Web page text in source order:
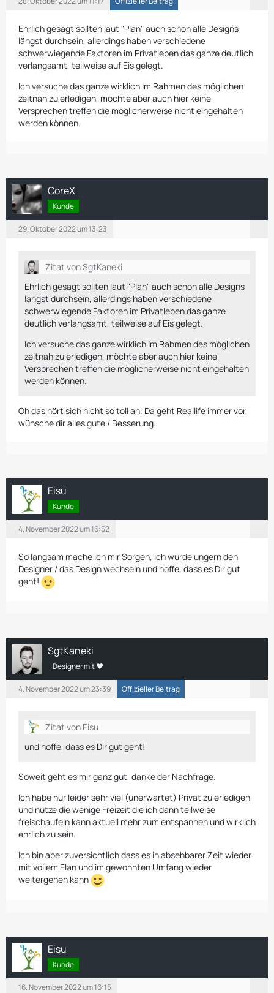
Ehrlich gesagt sollten laut "Plan" auch schon alle Designs
längst durchsein, allerdings haben verschiedene
schwerwiegende Faktoren im Privatleben das ganze deutlich
verlangsamt, teilweise auf Eis gelegt.
Ich versuche das ganze wirklich im Rahmen des möglichen
zeitnah zu erledigen, möchte aber auch hier keine
Versprechen treffen die möglicherweise nicht eingehalten
werden können.
CoreX
Kunde
29. Oktober 2022 um 13:23
Zitat von SgtKaneki
Ehrlich gesagt sollten laut "Plan" auch schon alle Designs
längst durchsein, allerdings haben verschiedene
schwerwiegende Faktoren im Privatleben das ganze
deutlich verlangsamt, teilweise auf Eis gelegt.
Ich versuche das ganze wirklich im Rahmen des möglichen
zeitnah zu erledigen, möchte aber auch hier keine
Versprechen treffen die möglicherweise nicht eingehalten
werden können.
Oh das hört sich nicht so toll an. Da geht Reallife immer vor,
wünsche dir alles gute / Besserung.
Eisu
Kunde
4. November 2022 um 16:52
So langsam mache ich mir Sorgen, ich würde ungern den
Designer / das Design wechseln und hoffe, dass es Dir gut
geht!
SgtKaneki
Designer mit ❤
4. November 2022 um 23:39 Offizieller Beitrag
Zitat von Eisu
und hoffe, dass es Dir gut geht!
Soweit geht es mir ganz gut, danke der Nachfrage.
Ich habe nur leider sehr viel (unerwartet) Privat zu erledigen
und nutze die wenige Freizeit die ich dann teilweise
freischaufeln kann aktuell mehr zum entspannen und wirklich
ehrlich zu sein.
Ich bin aber zuversichtlich dass es in absehbarer Zeit wieder
mit vollem Elan und im gewohnten Umfang wieder
weitergehen kann
Eisu
Kunde
16. November 2022 um 16:15